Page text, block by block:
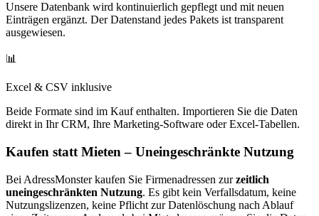
Unsere Datenbank wird kontinuierlich gepflegt und mit neuen
Einträgen ergänzt. Der Datenstand jedes Pakets ist transparent
ausgewiesen.
📊
Excel & CSV inklusive
Beide Formate sind im Kauf enthalten. Importieren Sie die Daten
direkt in Ihr CRM, Ihre Marketing-Software oder Excel-Tabellen.
Kaufen statt Mieten – Uneingeschränkte Nutzung
Bei AdressMonster kaufen Sie Firmenadressen zur zeitlich
uneingeschränkten Nutzung. Es gibt kein Verfallsdatum, keine
Nutzungslizenzen, keine Pflicht zur Datenlöschung nach Ablauf